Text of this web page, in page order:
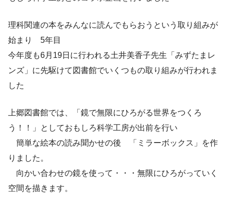
理科関連の本をみんなに読んでもらおうという取り組みが
始まり 5年目
今年度も6月19日に行われる土井美香子先生「みずたまレ
ンズ」に先駆けて図書館でいくつもの取り組みが行われま
した
上郷図書館では、「鏡で無限にひろがる世界をつくろ
う！！」としておもしろ科学工房が出前を行い
簡単な絵本の読み聞かせの後 「ミラーボックス」を作
りました。
向かい合わせの鏡を使って・・・無限にひろがっていく
空間を描きます。